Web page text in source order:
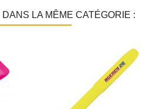
LA MÊME CATÉGORIE :